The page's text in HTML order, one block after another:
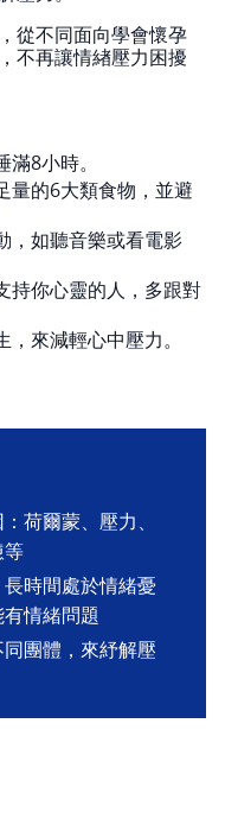
從不同面向學會懷孕
不再讓情緖壓力困擾
8小時。
量的6大類食物，並避
，如聽音樂或看電影
持你心靈的人，多跟對
來減輕心中壓力。
荷爾蒙、壓力、
等
時間處於情緒憂
情緒問題
團體，來紓解壓